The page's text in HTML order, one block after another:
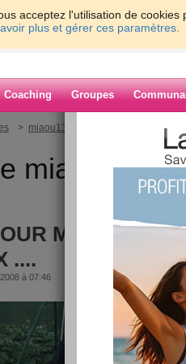
acceptez l'utilisation de
plus et gérer ces paramètres.
Coaching Groupes
> miaou13 > BONJOUR MES AMIS
miaou13
MES AMIS
....
à 07:46